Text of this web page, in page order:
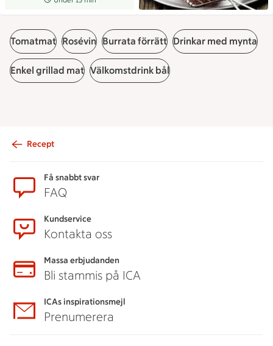
Tomatmat Rosévin Burrata förrätt Drinkar med mynta
Enkel grillad mat Välkomstdrink bål
Recept
Få snabbt svar
FAQ
Kundservice
Kontakta oss
Massa erbjudanden
Bli stammis på ICA
ICAs inspirationsmejl
Prenumerera